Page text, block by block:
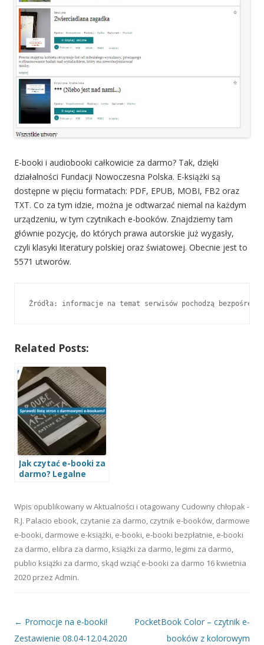
E-booki i audiobooki całkowicie za darmo? Tak, dzięki
działalności Fundacji Nowoczesna Polska. E-książki są
dostępne w pięciu formatach: PDF, EPUB, MOBI, FB2 oraz
TXT. Co za tym idzie, można je odtwarzać niemal na każdym
urządzeniu, w tym czytnikach e-booków. Znajdziemy tam
głównie pozycję, do których prawa autorskie już wygasły,
czyli klasyki literatury polskiej oraz światowej. Obecnie jest to
5571 utworów.
Źródła: informacje na temat serwisów pochodzą
Related Posts:
Jak czytać e-booki za
darmo? Legalne
Wpis opublikowany wAktualności i otagowany Cudowny chłopak -
R.J. Palacio ebook czytanie za darmo czytnik e-booków darmowe
e-booki darmowe e-książki e-booki e-booki bezpłatnie e-booki
za darmo elibra za darmo książki za darmo legimi za darmo
publio książki za darmo skąd wziąć e-booki za darmo 16 kwietnia
2020 przez Admin.
Nawigacja wpisu
← Promocje na e-booki!
Zestawienie 08.04-12.04.2020
PocketBook Color – czytnik e-
booków z kolorowym